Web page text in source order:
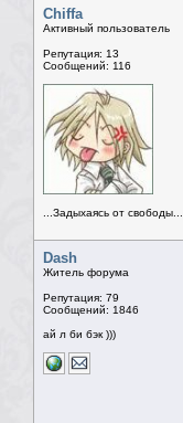
Chiffa
Активный пользователь
Репутация: 13
Сообщений: 116
...Задыхаясь от свободы...
Dash
Житель форума
Репутация: 79
Сообщений: 1846
ай л би бэк )))